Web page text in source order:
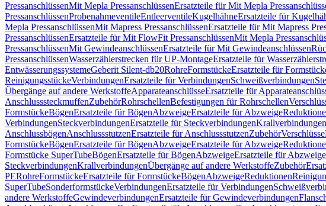
PressanschlüssenMit Mepla PressanschlüssenErsatzteile für Mit Mepla
PressanschlüssenProbenahmeventileEntleerventileKugelhähneErsatzteile für
Mepla PressanschlüssenMit Mapress PressanschlüssenErsatzteile für Mit Mapress
PressanschlüssenErsatzteile für Mit FlowFit PressanschlüssenMit Mepla
PressanschlüssenMit GewindeanschlüssenErsatzteile für Mit Gewindeanschlüssen
PressanschlüssenWasserzählerstrecken für UP-MontageErsatzteile für
EntwässerungssystemeGeberit Silent-db20RohreFormstückeErsatzteile für
ReinigungsstückeVerbindungenErsatzteile für VerbindungenSchweißverbindungen
Übergänge auf andere WerkstoffeApparateanschlüsseErsatzteile für
AnschlusssteckmuffenZubehörRohrschellenBefestigungen für Rohrschellen
FormstückeBögenErsatzteile für BögenAbzweigeErsatzteile für Abzweige
VerbindungenSteckverbindungenErsatzteile für SteckverbindungenKrallverbindungen
AnschlussbögenAnschlussstutzenErsatzteile für AnschlussstutzenZubehörVerschlüsse
FormstückeBögenErsatzteile für BögenAbzweigeErsatzteile für Abzweige
Formstücke SuperTubeBögenErsatzteile für BögenAbzweigeErsatzteile für Abzweige
SteckverbindungenKrallverbindungenÜbergänge auf andere WerkstoffeZubehör
PERohreFormstückeErsatzteile für FormstückeBögenAbzweigeReduktionen
SuperTubeSonderformstückeVerbindungenErsatzteile für Verbindungen
andere WerkstoffeGewindeverbindungenErsatzteile für Gewindeverbindungen